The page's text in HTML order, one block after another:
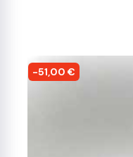
-51,00 €